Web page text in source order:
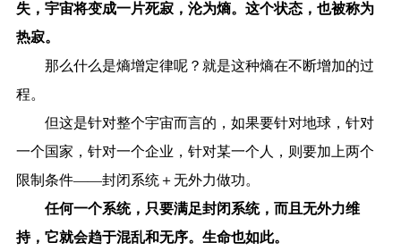
失，宇宙将变成一片死寂，沦为熵。这个状态，也被称为
热寂。
那么什么是熵增定律呢？就是这种熵在不断增加的过
程。
但这是针对整个宇宙而言的，如果要针对地球，针对
一个国家，针对一个企业，针对某一个人，则要加上两个
限制条件——封闭系统＋无外力做功。
任何一个系统，只要满足封闭系统，而且无外力维
持，它就会趋于混乱和无序。生命也如此。